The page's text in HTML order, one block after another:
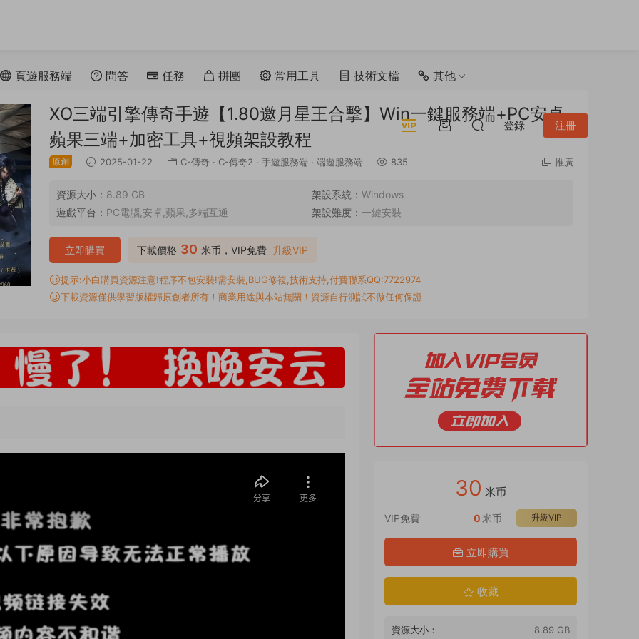
頁遊服務端 問答 任務 拼團 常用工具 技術文檔 其他
登錄 注冊
XO三端引擎傳奇手遊【1.80邀月星王合擊】Win一鍵服務端+PC安卓
蘋果三端+加密工具+視頻架設教程
原創 2025-01-22 C-傳奇 · C-傳奇2 · 手遊服務端 · 端遊服務端 835 推廣
資源大小： 8.89 GB 架設系統： Windows
遊戲平台： PC電腦,安卓,蘋果,多端互通 架設難度： 一鍵安裝
下載價格 30 米币，VIP免費 升級VIP
立即購買
提示:小白購買資源注意!程序不包安裝!需安裝,BUG修複,技術支持,付費聯系QQ:7722974
下載資源僅供學習版權歸原創者所有！商業用途與本站無關！資源自行測試不做任何保證
30 米币
VIP免費 升級VIP
0米币
立即購買
收藏
資源大小： 8.89 GB